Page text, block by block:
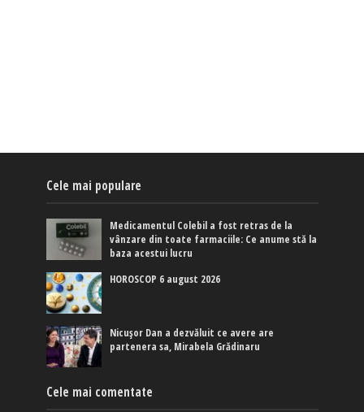
Cele mai populare
Medicamentul Colebil a fost retras de la
vânzare din toate farmaciile: Ce anume stă la
baza acestui lucru
HOROSCOP 6 august 2026
Nicușor Dan a dezvăluit ce avere are
partenera sa, Mirabela Grădinaru
Cele mai comentate